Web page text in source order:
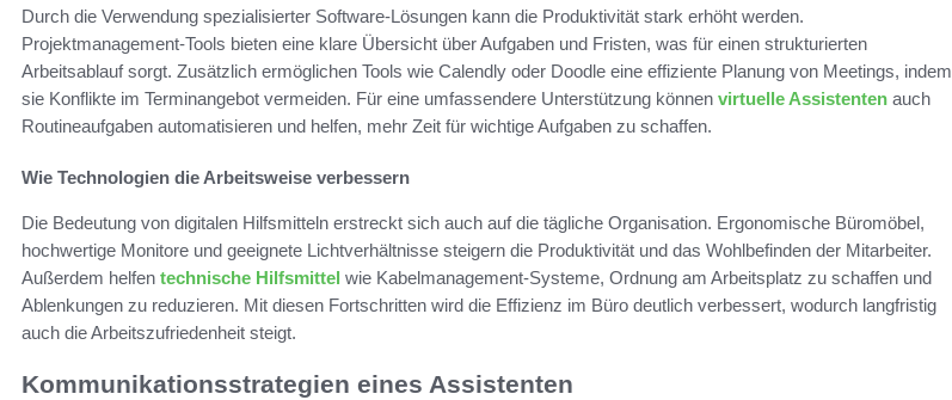
Durch die Verwendung spezialisierter Software-Lösungen kann die Produktivität stark erhöht werden.
Projektmanagement-Tools bieten eine klare Übersicht über Aufgaben und Fristen, was für einen strukturierten
Arbeitsablauf sorgt. Zusätzlich ermöglichen Tools wie Calendly oder Doodle eine effiziente Planung von Meetings, indem
sie Konflikte im Terminangebot vermeiden. Für eine umfassendere Unterstützung können virtuelle Assistenten auch
Routineaufgaben automatisieren und helfen, mehr Zeit für wichtige Aufgaben zu schaffen.
Wie Technologien die Arbeitsweise verbessern
Die Bedeutung von digitalen Hilfsmitteln erstreckt sich auch auf die tägliche Organisation. Ergonomische Büromöbel,
hochwertige Monitore und geeignete Lichtverhältnisse steigern die Produktivität und das Wohlbefinden der Mitarbeiter.
Außerdem helfen technische Hilfsmittel wie Kabelmanagement-Systeme, Ordnung am Arbeitsplatz zu schaffen und
Ablenkungen zu reduzieren. Mit diesen Fortschritten wird die Effizienz im Büro deutlich verbessert, wodurch langfristig
auch die Arbeitszufriedenheit steigt.
Kommunikationsstrategien eines Assistenten